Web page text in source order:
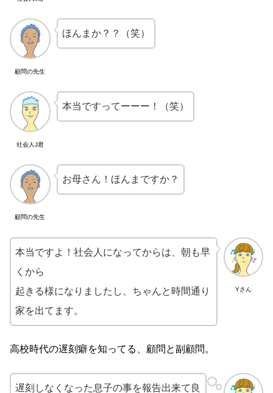
顧問の先生
ほんまか？？（笑）
社会人J君
本当ですってーーー！（笑）
顧問の先生
お母さん！ほんまですか？
Yさん
本当ですよ！社会人になってからは、朝も早
くから
起きる様になりましたし、ちゃんと時間通り
家を出てます。
高校時代の遅刻癖を知ってる、顧問と副顧問。
遅刻しなくなった息子の事を報告出来て良